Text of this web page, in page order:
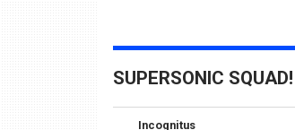
SUPERSONIC SQUAD!
Incognitus